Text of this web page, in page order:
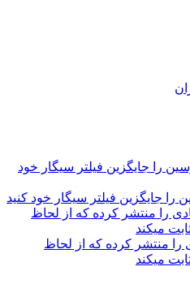
را جایگزین فیلتر سیگار خود کنید
را منتشر کرده که از لحاظ
میکند